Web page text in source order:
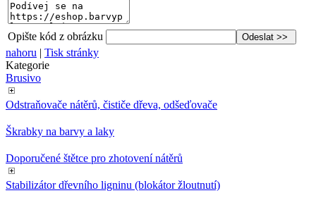
Opište kód z obrázku
nahoru | Tisk stránky
Kategorie
Brusivo
Odstraňovače nátěrů, čističe dřeva, odšeďovače
Škrabky na barvy a laky
Doporučené štětce pro zhotovení nátěrů
Stabilizátor dřevního ligninu (blokátor žloutnutí)